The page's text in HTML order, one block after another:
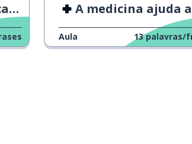
A medicina ajuda a tratar a
Aula 13 palavras/